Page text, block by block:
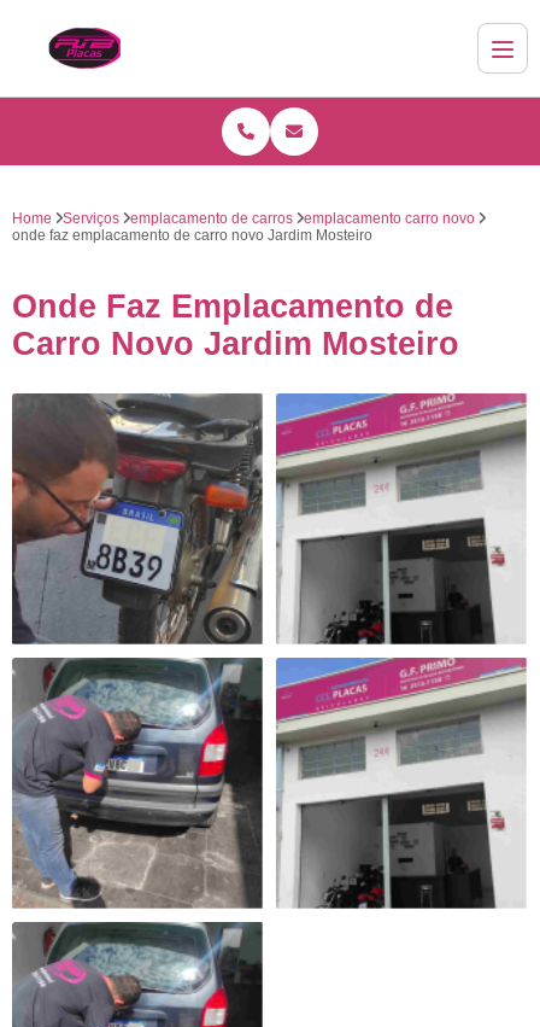
Home Serviços emplacamento de carros
emplacamento carro novo
onde faz emplacamento de carro novo Jardim Mosteiro
Onde Faz Emplacamento de
Carro Novo Jardim Mosteiro